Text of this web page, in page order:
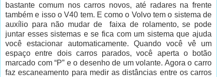
bastante comum nos carros novos, até radares na frente
também e isso o V40 tem. E como o Volvo tem o sistema de
auxílio para não mudar de faixa de rolamento, se pode
juntar esses sistemas e se fica com um sistema que ajuda
você estacionar automaticamente. Quando você vê um
espaço entre dois carros parados, você aperta o botão
marcado com “P” e o desenho de um volante. Agora o carro
faz escaneamento para medir as distâncias entre os carros